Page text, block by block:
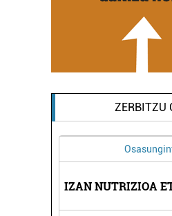
ZERBITZU
IZAN NUTRIZIOA